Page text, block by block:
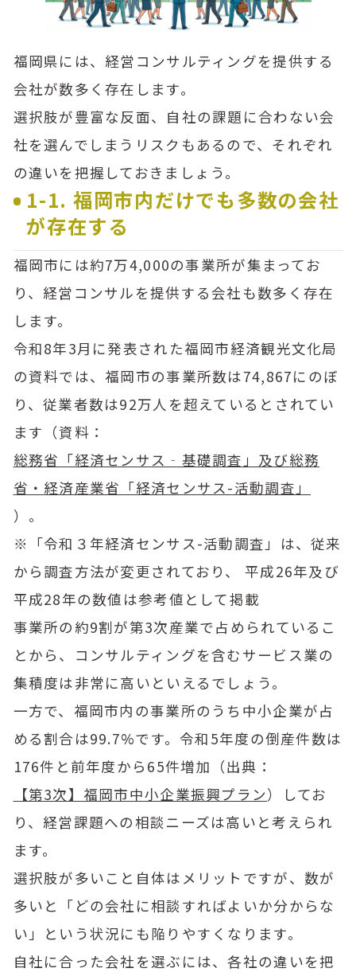
福岡県には、経営コンサルティングを提供する
会社が数多く存在します。
選択肢が豊富な反面、自社の課題に合わない会
社を選んでしまうリスクもあるので、それぞれ
の違いを把握しておきましょう。
1-1. 福岡市内だけでも多数の会社
が存在する
福岡市には約7万4,000の事業所が集まってお
り、経営コンサルを提供する会社も数多く存在
します。
令和8年3月に発表された福岡市経済観光文化局
の資料では、福岡市の事業所数は74,867にのぼ
り、従業者数は92万人を超えているとされてい
ます（資料：
総務省「経済センサス‐基礎調査」及び総務
省・経済産業省「経済センサス-活動調査」
）。
※「令和３年経済センサス-活動調査」は、従来
から調査方法が変更されており、 平成26年及び
平成28年の数値は参考値として掲載
事業所の約9割が第3次産業で占められているこ
とから、コンサルティングを含むサービス業の
集積度は非常に高いといえるでしょう。
一方で、福岡市内の事業所のうち中小企業が占
める割合は99.7%です。令和5年度の倒産件数は
176件と前年度から65件増加（出典：
【第3次】福岡市中小企業振興プラン）してお
り、経営課題への相談ニーズは高いと考えられ
ます。
選択肢が多いこと自体はメリットですが、数が
多いと「どの会社に相談すればよいか分からな
い」という状況にも陥りやすくなります。
自社に合った会社を選ぶには、各社の違いを把